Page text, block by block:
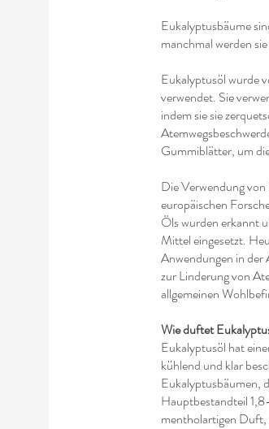
Eukalyptusbäume
manchmal werden
Eukalyptusöl wurde
verwendet. Sie
indem sie sie
Gummiblätter, um
Die Verwendung
europäischen
Öls wurden erkannt
Mittel eingesetzt.
Anwendungen in
zur Linderung von
allgemeinen
Wie duftet
Eukalyptusöl hat
kühlend und klar
Eukalyptusbäumen,
Hauptbestandteil
mentholartigen Duft,